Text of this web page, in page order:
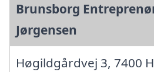
Brunsborg
Jørgensen
Høgildgårdvej 3, 7400